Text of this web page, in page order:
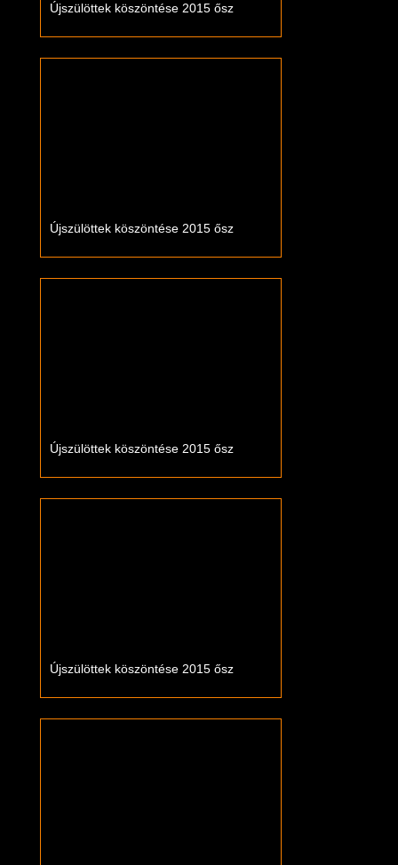
Újszülöttek köszöntése 2015 ősz
Újszülöttek köszöntése 2015 ősz
Újszülöttek köszöntése 2015 ősz
Újszülöttek köszöntése 2015 ősz